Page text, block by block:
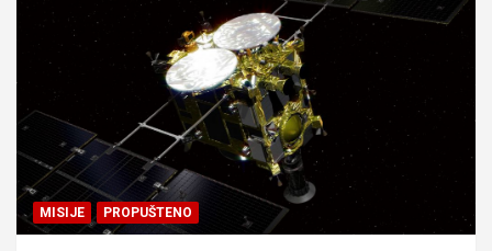
MISIJE PROPUŠTENO